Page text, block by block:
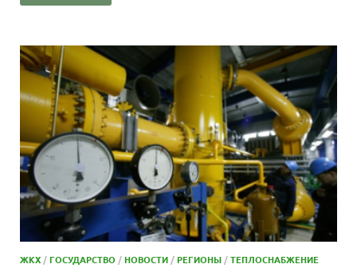
ЖКХ /ГОСУДАРСТВО /НОВОСТИ /РЕГИОНЫ /ТЕПЛОСНАБЖЕНИЕ